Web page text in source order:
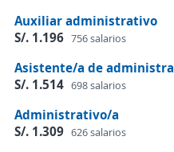
Auxiliar administrativo
S/. 1.196 756 salarios
Asistente/a de
S/. 1.514 698 salarios
Administrativo/a
S/. 1.309 626 salarios